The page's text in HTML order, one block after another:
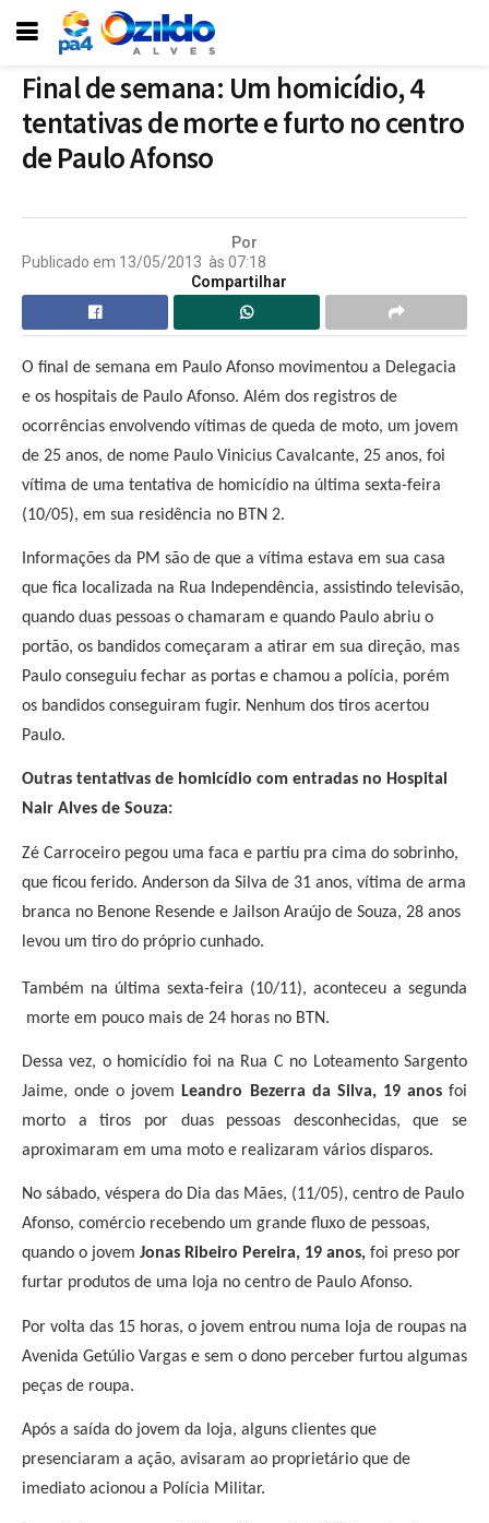
Final de semana: Um homicídio, 4
tentativas de morte e furto no centro
de Paulo Afonso
Por
Publicado em 13/05/2013 às 07:18
Compartilhar
O final de semana em Paulo Afonso movimentou a Delegacia
e os hospitais de Paulo Afonso. Além dos registros de
ocorrências envolvendo vítimas de queda de moto, um jovem
de 25 anos, de nome Paulo Vinicius Cavalcante, 25 anos, foi
vítima de uma tentativa de homicídio na última sexta-feira
(10/05), em sua residência no BTN 2.
Informações da PM são de que a vítima estava em sua casa
que fica localizada na Rua Independência, assistindo televisão,
quando duas pessoas o chamaram e quando Paulo abriu o
portão, os bandidos começaram a atirar em sua direção, mas
Paulo conseguiu fechar as portas e chamou a polícia, porém
os bandidos conseguiram fugir. Nenhum dos tiros acertou
Paulo.
Outras tentativas de homicídio com entradas no Hospital
Nair Alves de Souza:
Zé Carroceiro pegou uma faca e partiu pra cima do sobrinho,
que ficou ferido. Anderson da Silva de 31 anos, vítima de arma
branca no Benone Resende e Jailson Araújo de Souza, 28 anos
levou um tiro do próprio cunhado.
Também na última sexta-feira (10/11), aconteceu a segunda
morte em pouco mais de 24 horas no BTN.
Dessa vez, o homicídio foi na Rua C no Loteamento Sargento
Jaime, onde o jovem
Leandro Bezerra da Silva, 19 anosfoi
morto a tiros por duas pessoas desconhecidas, que se
aproximaram em uma moto e realizaram vários disparos.
No sábado, véspera do Dia das Mães, (11/05), centro de Paulo
Afonso, comércio recebendo um grande fluxo de pessoas,
quando o jovem Jonas Ribeiro Pereira, 19 anos, foi preso por
furtar produtos de uma loja no centro de Paulo Afonso.
Por volta das 15 horas, o jovem entrou numa loja de roupas na
Avenida Getúlio Vargas e sem o dono perceber furtou algumas
peças de roupa.
Após a saída do jovem da loja, alguns clientes que
presenciaram a ação, avisaram ao proprietário que de
imediato acionou a Polícia Militar.